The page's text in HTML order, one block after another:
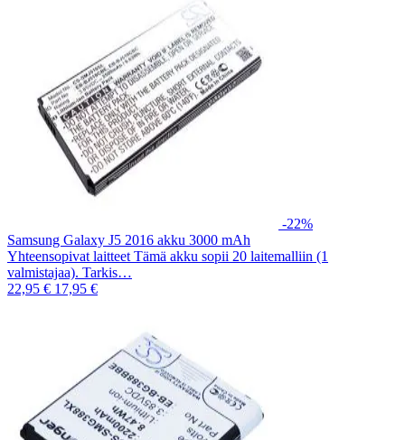
-22%
Samsung Galaxy J5 2016 akku 3000 mAh
Yhteensopivat laitteet Tämä akku sopii 20 laitemalliin (1
valmistajaa). Tarkis…
22,95 € 17,95 €